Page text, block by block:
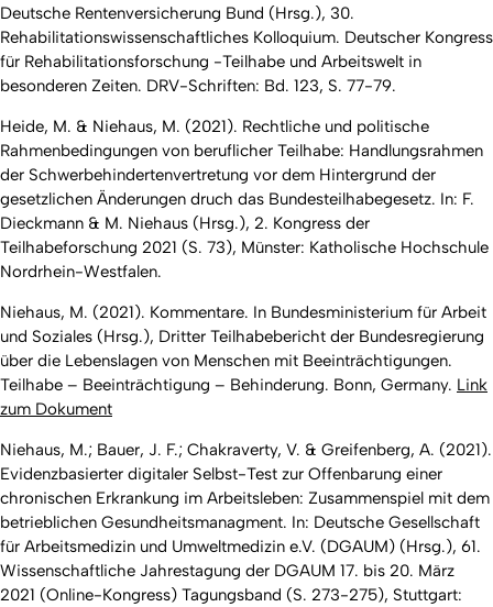
Deutsche Rentenversicherung Bund (Hrsg.), 30.
Rehabilitationswissenschaftliches Kolloquium. Deutscher Kongress
für Rehabilitationsforschung -Teilhabe und Arbeitswelt in
besonderen Zeiten. DRV-Schriften: Bd. 123, S. 77-79.
Heide, M. & Niehaus, M. (2021). Rechtliche und politische
Rahmenbedingungen von beruflicher Teilhabe: Handlungsrahmen
der Schwerbehindertenvertretung vor dem Hintergrund der
gesetzlichen Änderungen druch das Bundesteilhabegesetz. In: F.
Dieckmann & M. Niehaus (Hrsg.), 2. Kongress der
Teilhabeforschung 2021 (S. 73), Münster: Katholische Hochschule
Nordrhein-Westfalen.
Niehaus, M. (2021). Kommentare. In Bundesministerium für Arbeit
und Soziales (Hrsg.), Dritter Teilhabebericht der Bundesregierung
über die Lebenslagen von Menschen mit Beeinträchtigungen.
Teilhabe – Beeinträchtigung – Behinderung. Bonn, Germany. Link
zum Dokument
Niehaus, M.; Bauer, J. F.; Chakraverty, V. & Greifenberg, A. (2021).
Evidenzbasierter digitaler Selbst-Test zur Offenbarung einer
chronischen Erkrankung im Arbeitsleben: Zusammenspiel mit dem
betrieblichen Gesundheitsmanagment. In: Deutsche Gesellschaft
für Arbeitsmedizin und Umweltmedizin e.V. (DGAUM) (Hrsg.), 61.
Wissenschaftliche Jahrestagung der DGAUM 17. bis 20. März
2021 (Online-Kongress) Tagungsband (S. 273-275), Stuttgart: